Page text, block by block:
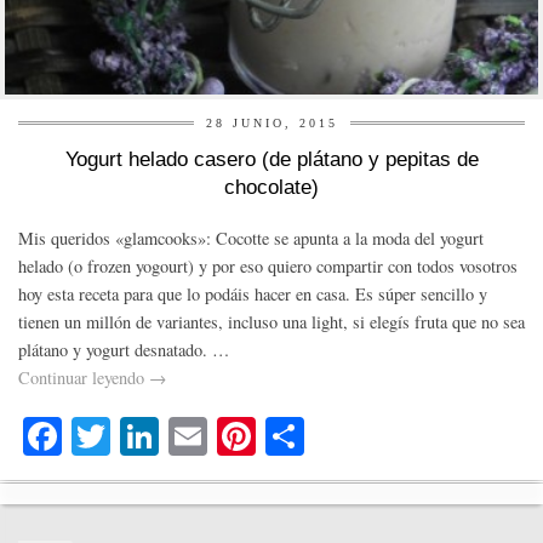
28 JUNIO, 2015
Yogurt helado casero (de plátano y pepitas de
chocolate)
Mis queridos «glamcooks»: Cocotte se apunta a la moda del yogurt
helado (o frozen yogourt) y por eso quiero compartir con todos vosotros
hoy esta receta para que lo podáis hacer en casa. Es súper sencillo y
tienen un millón de variantes, incluso una light, si elegís fruta que no sea
plátano y yogurt desnatado. …
Continuar leyendo →
Fa
ce
bo
T
wi
tte
Li
nk
ed
E
m
ail
Pi
nt
er
o
m